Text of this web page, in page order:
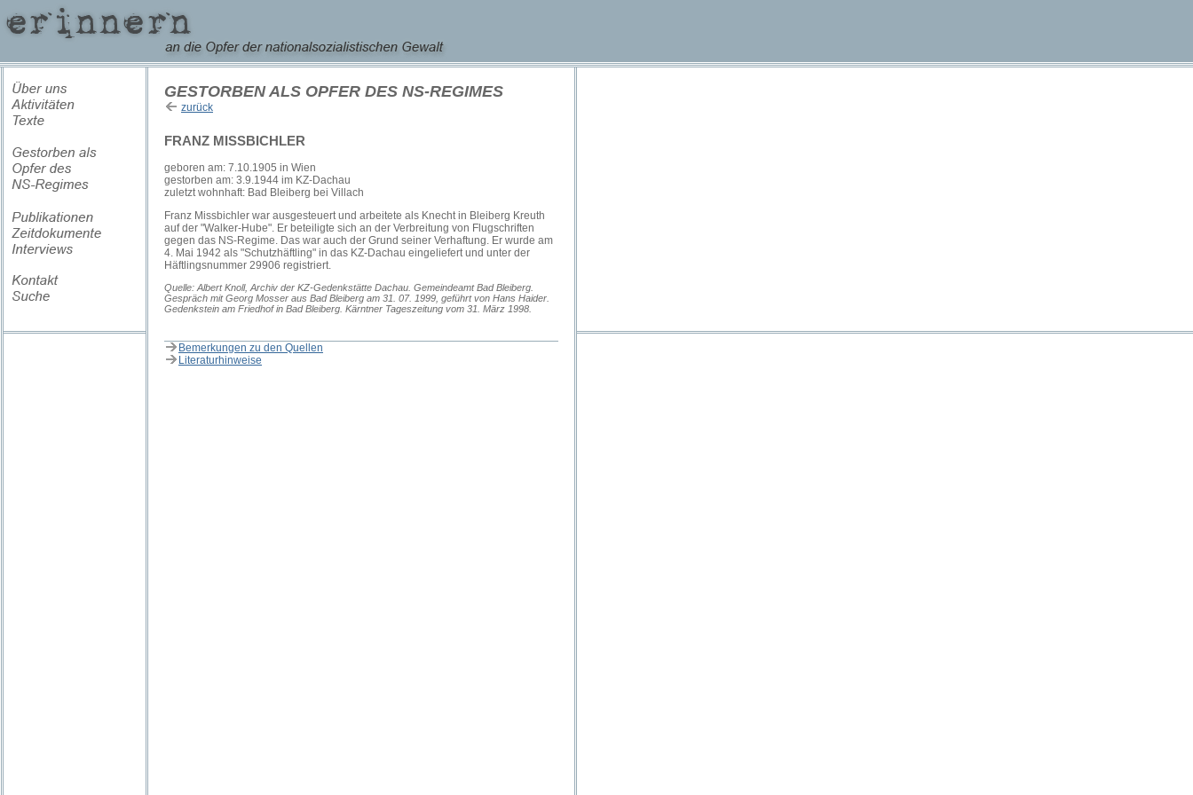
GESTORBEN ALS OPFER DES NS-REGIMES
zurück
FRANZ MISSBICHLER
geboren am: 7.10.1905 in Wien
gestorben am: 3.9.1944 im KZ-Dachau
zuletzt wohnhaft: Bad Bleiberg bei Villach
Franz Missbichler war ausgesteuert und arbeitete als Knecht in Bleiberg Kreuth
auf der "Walker-Hube". Er beteiligte sich an der Verbreitung von Flugschriften
gegen das NS-Regime. Das war auch der Grund seiner Verhaftung. Er wurde am
4. Mai 1942 als "Schutzhäftling" in das KZ-Dachau eingeliefert und unter der
Häftlingsnummer 29906 registriert.
Quelle: Albert Knoll, Archiv der KZ-Gedenkstätte Dachau. Gemeindeamt Bad Bleiberg.
Gespräch mit Georg Mosser aus Bad Bleiberg am 31. 07. 1999, geführt von Hans Haider.
Gedenkstein am Friedhof in Bad Bleiberg. Kärntner Tageszeitung vom 31. März 1998.
Bemerkungen zu den Quellen
Literaturhinweise